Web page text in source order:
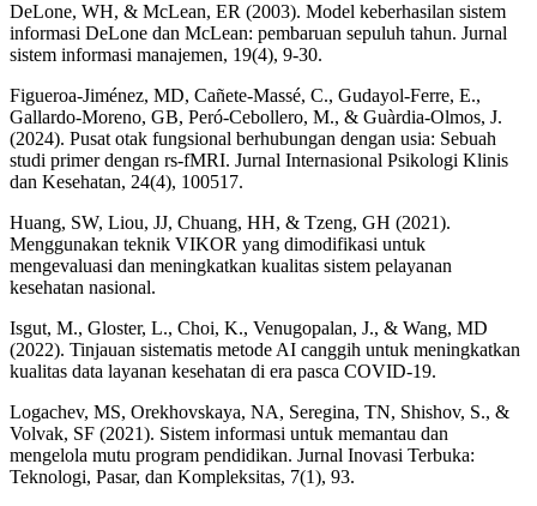
DeLone, WH, & McLean, ER (2003). Model keberhasilan sistem
informasi DeLone dan McLean: pembaruan sepuluh tahun. Jurnal
sistem informasi manajemen, 19(4), 9-30.
Figueroa-Jiménez, MD, Cañete-Massé, C., Gudayol-Ferre, E.,
Gallardo-Moreno, GB, Peró-Cebollero, M., & Guàrdia-Olmos, J.
(2024). Pusat otak fungsional berhubungan dengan usia: Sebuah
studi primer dengan rs-fMRI. Jurnal Internasional Psikologi Klinis
dan Kesehatan, 24(4), 100517.
Huang, SW, Liou, JJ, Chuang, HH, & Tzeng, GH (2021).
Menggunakan teknik VIKOR yang dimodifikasi untuk
mengevaluasi dan meningkatkan kualitas sistem pelayanan
kesehatan nasional.
Isgut, M., Gloster, L., Choi, K., Venugopalan, J., & Wang, MD
(2022). Tinjauan sistematis metode AI canggih untuk meningkatkan
kualitas data layanan kesehatan di era pasca COVID-19.
Logachev, MS, Orekhovskaya, NA, Seregina, TN, Shishov, S., &
Volvak, SF (2021). Sistem informasi untuk memantau dan
mengelola mutu program pendidikan. Jurnal Inovasi Terbuka:
Teknologi, Pasar, dan Kompleksitas, 7(1), 93.